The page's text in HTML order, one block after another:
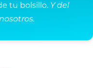
tu bolsillo. Y del